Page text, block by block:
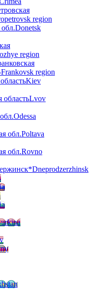
region
Donetsk
region
region
Kiev
областьLvov
Odessa
обл.Poltava
обл.Rovno
Dneprodzerzhinsk